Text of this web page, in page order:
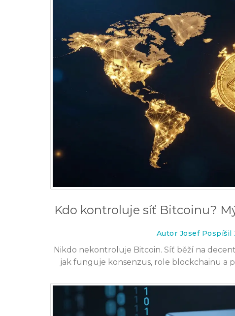
Kdo kontroluje síť Bitcoinu?
Autor Josef Pospíšil
Nikdo nekontroluje Bitcoin. Síť běží na
jak funguje konsenzus, role blockchainu a